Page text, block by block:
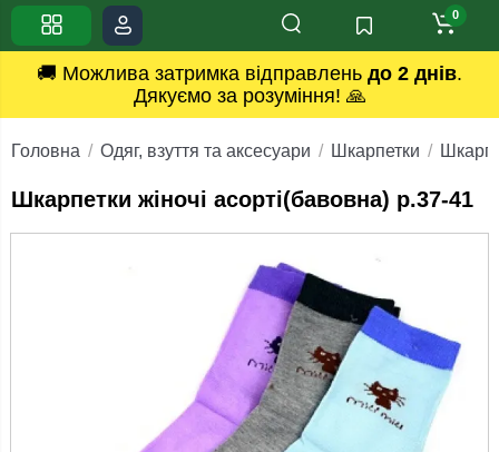
🚚 Можлива затримка відправлень до 2 днів.
Дякуємо за розуміння! 🙏
0
Головна Одяг, взуття та аксесуари Шкарпетки
Шкарпетки жіночі асорті(бавовна) р.37-41